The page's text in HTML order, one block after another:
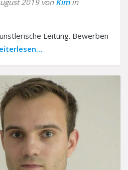
2019 von Kimin
Leitung. Bewerben